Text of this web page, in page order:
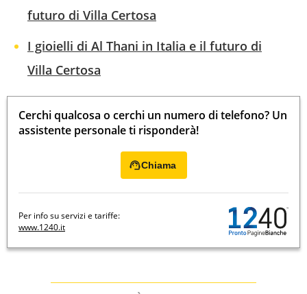
futuro di Villa Certosa
I gioielli di Al Thani in Italia e il futuro di
Villa Certosa
Cerchi qualcosa o cerchi un numero di telefono? Un
assistente personale ti risponderà!
Chiama
Per info su servizi e tariffe:
www.1240.it